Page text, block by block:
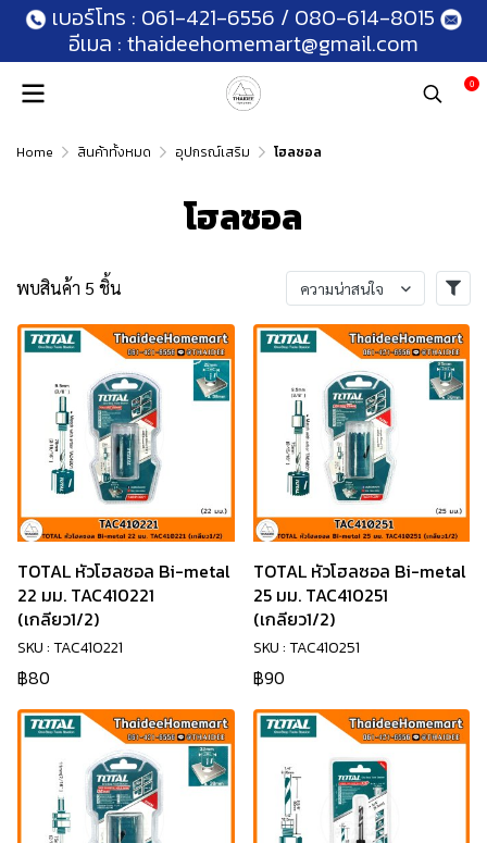
เบอร์โทร : 061-421-6556 / 080-614-8015
อีเมล : thaideehomemart@gmail.com
0
Home สินค้าทั้งหมด อุปกรณ์เสริม โฮลซอล
โฮลซอล
พบสินค้า 5 ชิ้น ความน่าสนใจ
TOTAL หัวโฮลซอล Bi-metal
22 มม. TAC410221
(เกลียว1/2)
SKU : TAC410221
฿80
TOTAL หัวโฮลซอล Bi-metal
25 มม. TAC410251
(เกลียว1/2)
SKU : TAC410251
฿90